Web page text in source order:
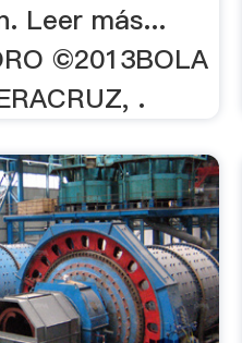
Leer más...
©2013BOLA
.